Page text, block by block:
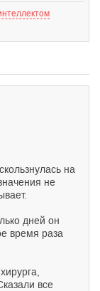
на
не
дней он
время раза
все